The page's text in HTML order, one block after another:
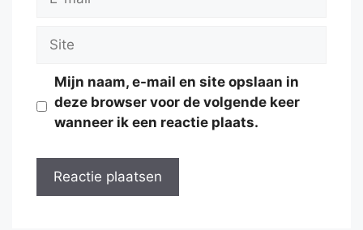
Site
Mijn naam, e-mail en site opslaan in
deze browser voor de volgende keer
wanneer ik een reactie plaats.